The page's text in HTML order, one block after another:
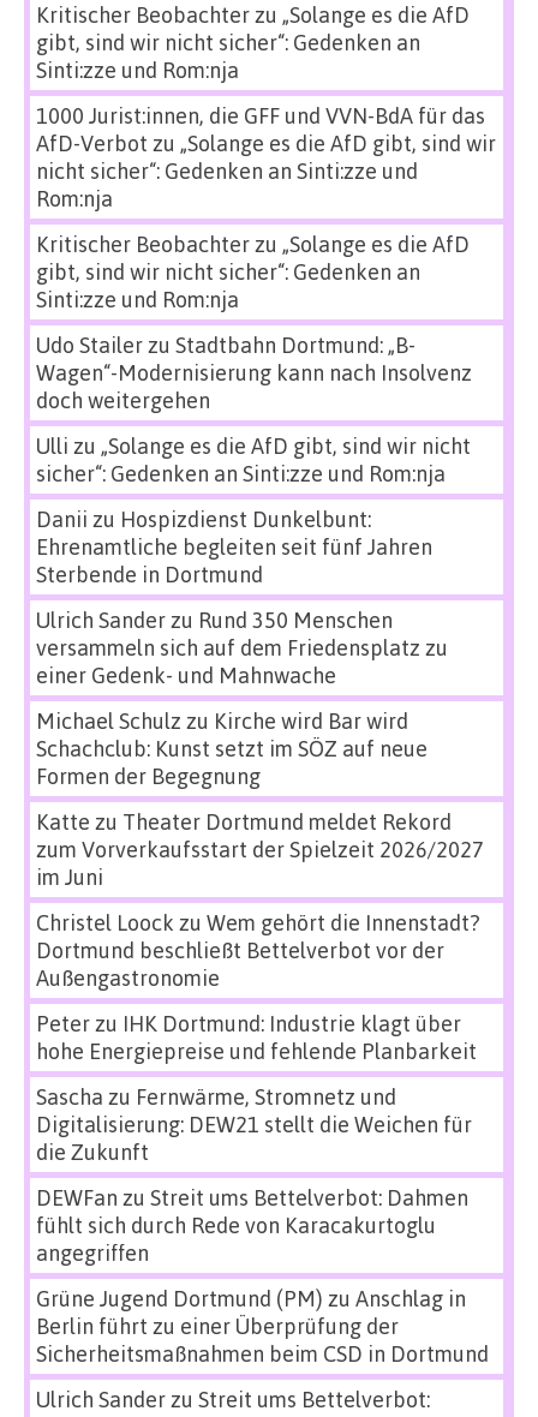
Kritischer Beobachterzu „Solange es die AfD
gibt, sind wir nicht sicher“: Gedenken an
Sinti:zze und Rom:nja
1000 Jurist:innen, die GFF und VVN-BdA für das
AfD-Verbot zu „Solange es die AfD gibt, sind wir
nicht sicher“: Gedenken an Sinti:zze und
Rom:nja
Kritischer Beobachterzu „Solange es die AfD
gibt, sind wir nicht sicher“: Gedenken an
Sinti:zze und Rom:nja
Udo Stailerzu Stadtbahn Dortmund: „B-
Wagen“-Modernisierung kann nach Insolvenz
doch weitergehen
Ulli zu „Solange es die AfD gibt, sind wir nicht
sicher“: Gedenken an Sinti:zze und Rom:nja
Danii zu Hospizdienst Dunkelbunt:
Ehrenamtliche begleiten seit fünf Jahren
Sterbende in Dortmund
Ulrich Sanderzu Rund 350 Menschen
versammeln sich auf dem Friedensplatz zu
einer Gedenk- und Mahnwache
Michael Schulz zu Kirche wird Bar wird
Schachclub: Kunst setzt im SÖZ auf neue
Formen der Begegnung
Katte zu Theater Dortmund meldet Rekord
zum Vorverkaufsstart der Spielzeit 2026/2027
im Juni
Christel Loock zu Wem gehört die Innenstadt?
Dortmund beschließt Bettelverbot vor der
Außengastronomie
Peterzu IHK Dortmund: Industrie klagt über
hohe Energiepreise und fehlende Planbarkeit
Sascha zu Fernwärme, Stromnetz und
Digitalisierung: DEW21 stellt die Weichen für
die Zukunft
DEWFan zu Streit ums Bettelverbot: Dahmen
fühlt sich durch Rede von Karacakurtoglu
angegriffen
Grüne Jugend Dortmund (PM) zu Anschlag in
Berlin führt zu einer Überprüfung der
Sicherheitsmaßnahmen beim CSD in Dortmund
Ulrich Sanderzu Streit ums Bettelverbot: